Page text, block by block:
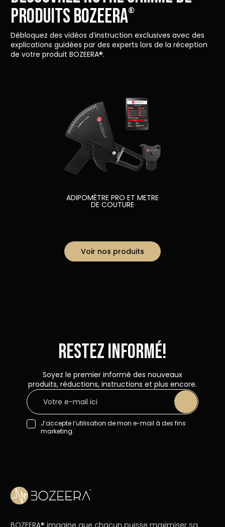
PRODUITS BOZEERA®
Débloquez des vidéos d’instruction exclusives avec des
explications guidées par des experts lors de la réception
de votre produit BOZEERA®.
ADIPOMÈTRE PRO ET METRE
DE COUTURE
Voir nos produits
Restez informé!
J’accepte l’utilisation de mon e-mail à des fins
marketing.
Soyez le premier informé des nouveaux
produits, réductions, instructions et plus encore.